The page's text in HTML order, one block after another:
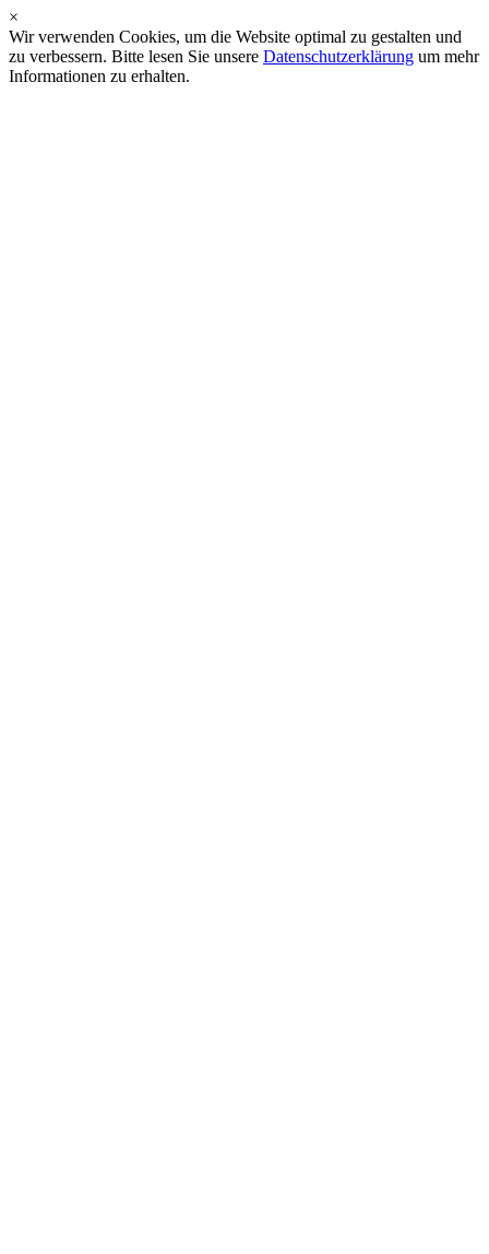
×
Wir verwenden Cookies, um die Website optimal zu gestalten und
zu verbessern. Bitte lesen Sie unsere Datenschutzerklärung um mehr
Informationen zu erhalten.